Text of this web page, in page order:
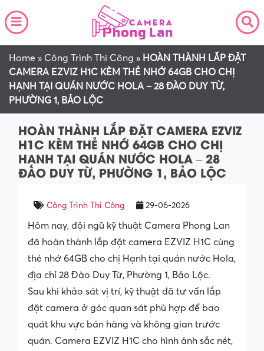
Home » Công Trình Thi Công » HOÀN THÀNH LẮP ĐẶT
CAMERA EZVIZ H1C KÈM THẺ NHỚ 64GB CHO CHỊ
HẠNH TẠI QUÁN NƯỚC HOLA – 28 ĐÀO DUY TỪ,
PHƯỜNG 1, BẢO LỘC
HOÀN THÀNH LẮP ĐẶT CAMERA EZVIZ
H1C KÈM THẺ NHỚ 64GB CHO CHỊ
HẠNH TẠI QUÁN NƯỚC HOLA – 28
ĐÀO DUY TỪ, PHƯỜNG 1, BẢO LỘC
Công Trình Thi Công 29-06-2026
Hôm nay, đội ngũ kỹ thuật Camera Phong Lan
đã hoàn thành lắp đặt camera EZVIZ H1C cùng
thẻ nhớ 64GB cho chị Hạnh tại quán nước Hola,
địa chỉ 28 Đào Duy Từ, Phường 1, Bảo Lộc.
Sau khi khảo sát vị trí, kỹ thuật đã tư vấn lắp
đặt camera ở góc quan sát phù hợp để bao
quát khu vực bán hàng và không gian trước
quán. Camera EZVIZ H1C cho hình ảnh sắc nét,